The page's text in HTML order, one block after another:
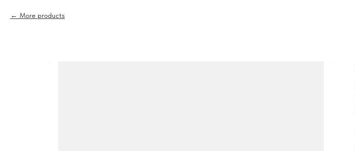
More products